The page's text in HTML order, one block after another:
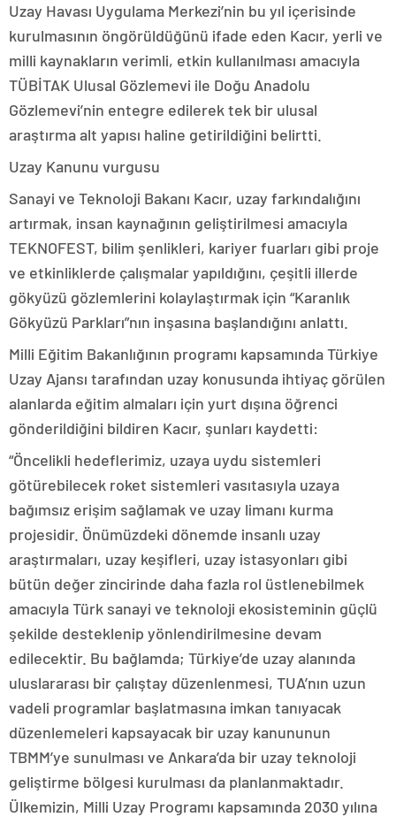
Uzay Havası Uygulama Merkezi’nin bu yıl içerisinde
kurulmasının öngörüldüğünü ifade eden Kacır, yerli ve
milli kaynakların verimli, etkin kullanılması amacıyla
TÜBİTAK Ulusal Gözlemevi ile Doğu Anadolu
Gözlemevi’nin entegre edilerek tek bir ulusal
araştırma alt yapısı haline getirildiğini belirtti.
Uzay Kanunu vurgusu
Sanayi ve Teknoloji Bakanı Kacır, uzay farkındalığını
artırmak, insan kaynağının geliştirilmesi amacıyla
TEKNOFEST, bilim şenlikleri, kariyer fuarları gibi proje
ve etkinliklerde çalışmalar yapıldığını, çeşitli illerde
gökyüzü gözlemlerini kolaylaştırmak için “Karanlık
Gökyüzü Parkları”nın inşasına başlandığını anlattı.
Milli Eğitim Bakanlığının programı kapsamında Türkiye
Uzay Ajansı tarafından uzay konusunda ihtiyaç görülen
alanlarda eğitim almaları için yurt dışına öğrenci
gönderildiğini bildiren Kacır, şunları kaydetti:
“Öncelikli hedeflerimiz, uzaya uydu sistemleri
götürebilecek roket sistemleri vasıtasıyla uzaya
bağımsız erişim sağlamak ve uzay limanı kurma
projesidir. Önümüzdeki dönemde insanlı uzay
araştırmaları, uzay keşifleri, uzay istasyonları gibi
bütün değer zincirinde daha fazla rol üstlenebilmek
amacıyla Türk sanayi ve teknoloji ekosisteminin güçlü
şekilde desteklenip yönlendirilmesine devam
edilecektir. Bu bağlamda; Türkiye’de uzay alanında
uluslararası bir çalıştay düzenlenmesi, TUA’nın uzun
vadeli programlar başlatmasına imkan tanıyacak
düzenlemeleri kapsayacak bir uzay kanununun
TBMM’ye sunulması ve Ankara’da bir uzay teknoloji
geliştirme bölgesi kurulması da planlanmaktadır.
Ülkemizin, Milli Uzay Programı kapsamında 2030 yılına